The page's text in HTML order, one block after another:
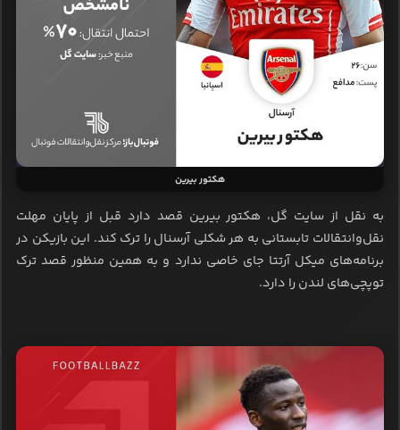
هکتور بیرین
به نقل از سایت گل، هکتور بیرین قصد دارد قبل از پایان مهلت
نقل‌وانتقالات تابستانی به هر شکلی آرسنال را ترک کند. این بازیکن در
برنامه‌های میکل آرتتا جای خاصی ندارد و به همین منظور قصد ترک
توپچی‌های لندن را دارد.